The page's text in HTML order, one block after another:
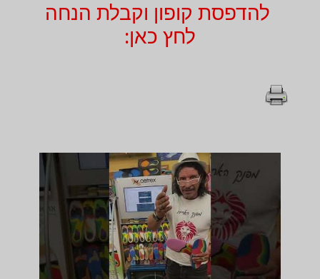
להדפסת קופון וקבלת הנחה
לחץ כאן: